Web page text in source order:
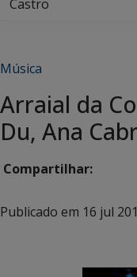
Castro
Música
Arraial da
Du, Ana
Compartilhar:
Publicado em 16 jul